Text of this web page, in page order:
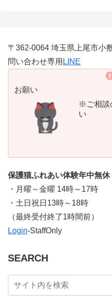
〒362-0064 埼玉県上尾市小
問い合わせ専用 LINE
お願い
※ご相談
い
保護猫ふれあい体験年中無休
・月曜～金曜 14時～17時
・土日祝日13時～18時
​（最終受付終了1時間前）
Login-StaffOnly
SEARCH